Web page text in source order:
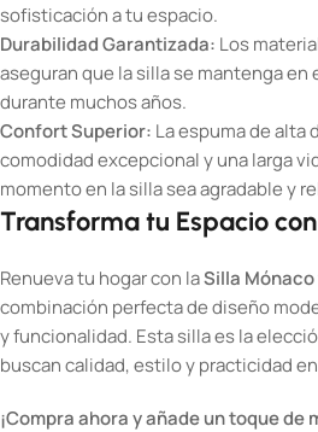
sofisticación a tu espacio.
Durabilidad Garantizada: Los
aseguran que la silla se mantenga
durante muchos años.
Confort Superior: La espuma de alta
comodidad excepcional y una larga
momento en la silla sea agradable y
Transforma tu Espacio
Renueva tu hogar con laSilla Mónaco
combinación perfecta de diseño
y funcionalidad. Esta silla es la
buscan calidad, estilo y practicidad
¡Compra ahora y añade un toque